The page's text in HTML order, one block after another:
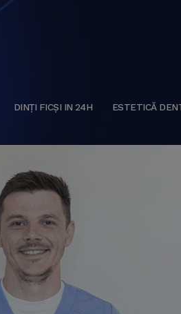
DINȚI FICȘI IN 24H ESTETICĂ